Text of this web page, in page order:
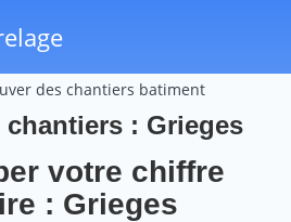
des chantiers batiment
chantiers : Grieges
votre chiffre
: Grieges